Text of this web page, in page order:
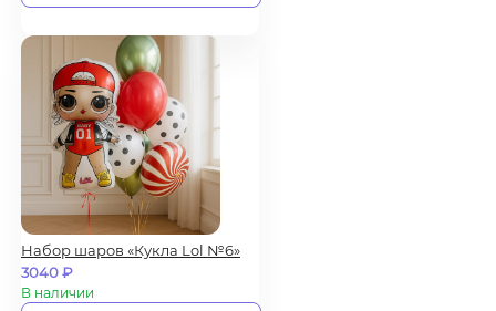
Набор шаров «Кукла Lol №6»
3040₽
В наличии